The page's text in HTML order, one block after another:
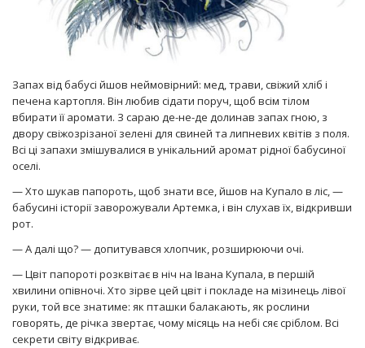
Запах від бабусі йшов неймовірний: мед, трави, свіжий хліб і
печена картопля. Він любив сідати поруч, щоб всім тілом
вбирати її аромати. З сараю де-не-де долинав запах гною, з
двору свіжозрізаної зелені для свиней та липневих квітів з поля.
Всі ці запахи змішувалися в унікальний аромат рідної бабусиної
оселі.
— Хто шукав папороть, щоб знати все, йшов на Купало в ліс, —
бабусині історії заворожували Артемка, і він слухав їх, відкривши
рот.
— А далі що? — допитувався хлопчик, розширюючи очі.
— Цвіт папороті розквітає в ніч на Івана Купала, в першій
хвилини опівночі. Хто зірве цей цвіт і покладе на мізинець лівої
руки, той все знатиме: як пташки балакають, як рослини
говорять, де річка звертає, чому місяць на небі сяє сріблом. Всі
секрети світу відкриває.